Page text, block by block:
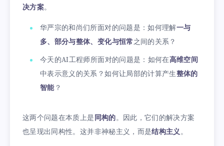
决方案。
华严宗的和尚们所面对的问题是：如何理解一与
多、部分与整体、变化与恒常之间的关系？
今天的AI工程师所面对的问题是：如何在高维空间
中表示意义的关系？如何让局部的计算产生整体的
智能？
这两个问题在本质上是 同构的。因此，它们的解决方案
也呈现出同构性。这并非神秘主义，而是结构主义。